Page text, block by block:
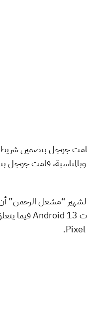
جوجل بتضمين شريط